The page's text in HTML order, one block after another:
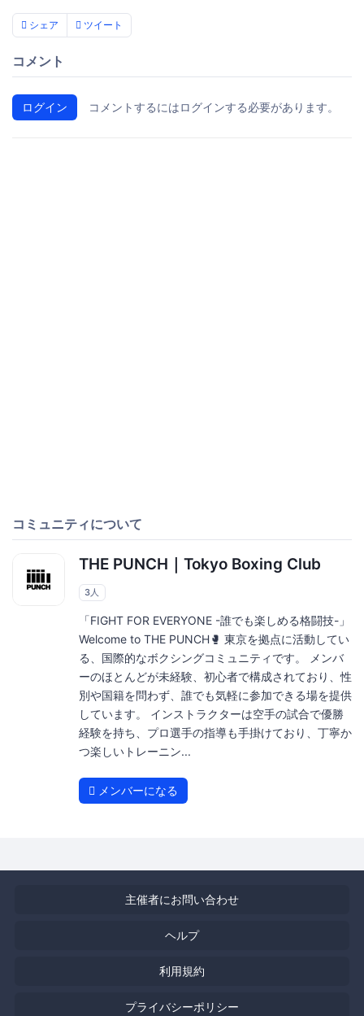
シェア ツイート
コメント
ログイン コメントするにはログインする必要があります。
コミュニティについて
THE PUNCH｜Tokyo Boxing Club
3人
「FIGHT FOR EVERYONE -誰でも楽しめる格闘技-」
Welcome to THE PUNCH🥊 東京を拠点に活動してい
る、国際的なボクシングコミュニティです。 メンバ
ーのほとんどが未経験、初心者で構成されており、性
別や国籍を問わず、誰でも気軽に参加できる場を提供
しています。 インストラクターは空手の試合で優勝
経験を持ち、プロ選手の指導も手掛けており、丁寧か
つ楽しいトレーニン...
メンバーになる
主催者にお問い合わせ
ヘルプ
利用規約
プライバシーポリシー